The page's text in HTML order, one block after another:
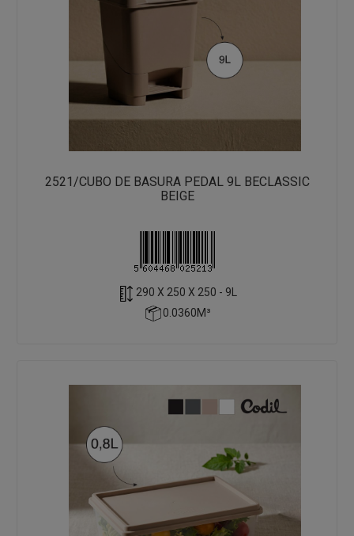
2521/CUBO DE BASURA PEDAL 9L BECLASSIC
BEIGE
290 X 250 X 250 - 9L
0.0360M³